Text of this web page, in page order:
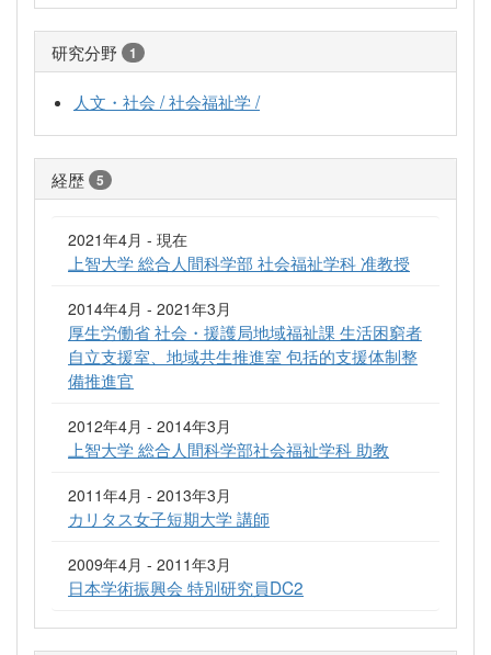
研究分野 1
人文・社会 / 社会福祉学 /
経歴 5
2021年4月 - 現在
上智大学 総合人間科学部 社会福祉学科 准教授
2014年4月 - 2021年3月
厚生労働省 社会・援護局地域福祉課 生活困窮者
自立支援室、地域共生推進室 包括的支援体制整
備推進官
2012年4月 - 2014年3月
上智大学 総合人間科学部社会福祉学科 助教
2011年4月 - 2013年3月
カリタス女子短期大学 講師
2009年4月 - 2011年3月
日本学術振興会 特別研究員DC2